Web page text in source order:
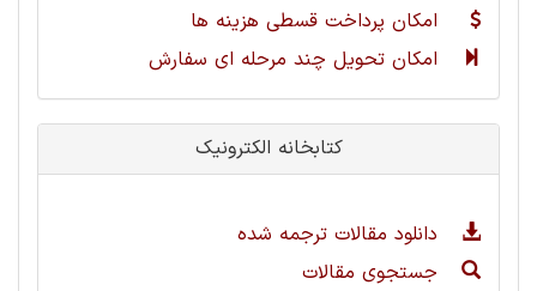
امکان پرداخت قسطی هزینه ها
امکان تحویل چند مرحله ای سفارش
کتابخانه الکترونیک
دانلود مقالات ترجمه شده
جستجوی مقالات